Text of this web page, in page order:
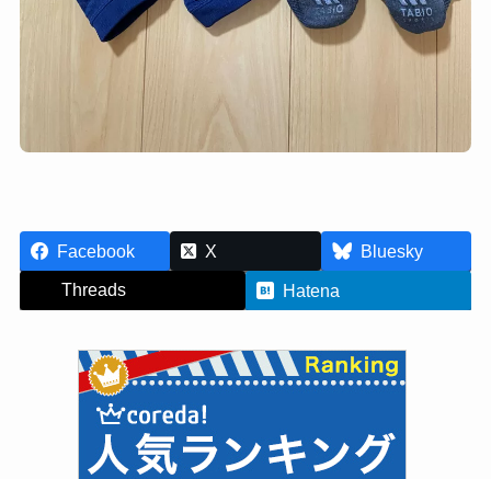
Facebook X
Bluesky
Threads
Hatena